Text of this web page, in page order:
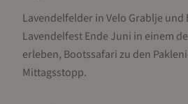
Lavendelfelder in Velo Grablje und
Lavendelfest Ende Juni in einem
erleben, Bootssafari zu den
Mittagsstopp.